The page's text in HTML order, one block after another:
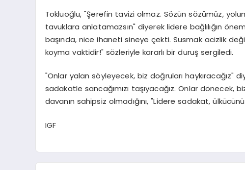
Tokluoğlu, "Şerefin tavizi olmaz. Sözün sözümüz,
tavuklara anlatamazsın" diyerek lidere bağlılığın
başında, nice ihaneti sineye çekti. Susmak acizlik
koyma vaktidir!" sözleriyle kararlı bir duruş sergiledi.
"Onlar yalan söyleyecek, biz doğruları haykıracağız"
sadakatle sancağımızı taşıyacağız. Onlar dönecek,
davanın sahipsiz olmadığını, "Lidere sadakat,
IGF